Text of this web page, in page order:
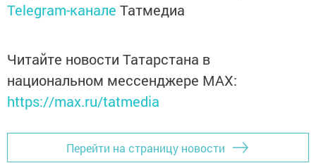
Telegram-канале Татмедиа
Читайте новости Татарстана в
национальном мессенджере MАХ:
https://max.ru/tatmedia
Перейти на страницу новости